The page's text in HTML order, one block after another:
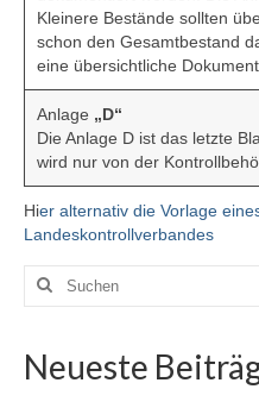
Kleinere Bestände sollten
schon den Gesamtbestand
eine übersichtliche
Anlage „D“
Die Anlage D ist das letzte
wird nur von der
Hier alternativ die Vorlage
Landeskontrollverbandes
Suchen
Neueste